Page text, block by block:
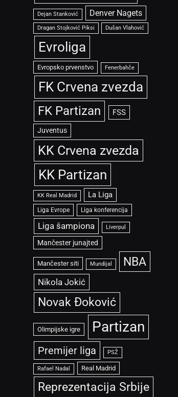
Dejan Stanković Denver Nagets
Dragan Stojković Piksi Dušan Vlahović
Evroliga
Evropsko prvenstvo Fenerbahče
FK Crvena zvezda
FK Partizan FSS
Juventus
KK Crvena zvezda
KK Partizan
KK Real Madrid La Liga
Liga Evrope Liga konferencija
Liga šampiona Liverpul
Mančester junajted
Mančester siti Mundijal NBA
Nikola Jokić
Novak Đoković
Olimpijske igre Partizan
Premijer liga PSŽ
Rafael Nadal Real Madrid
Reprezentacija Srbije